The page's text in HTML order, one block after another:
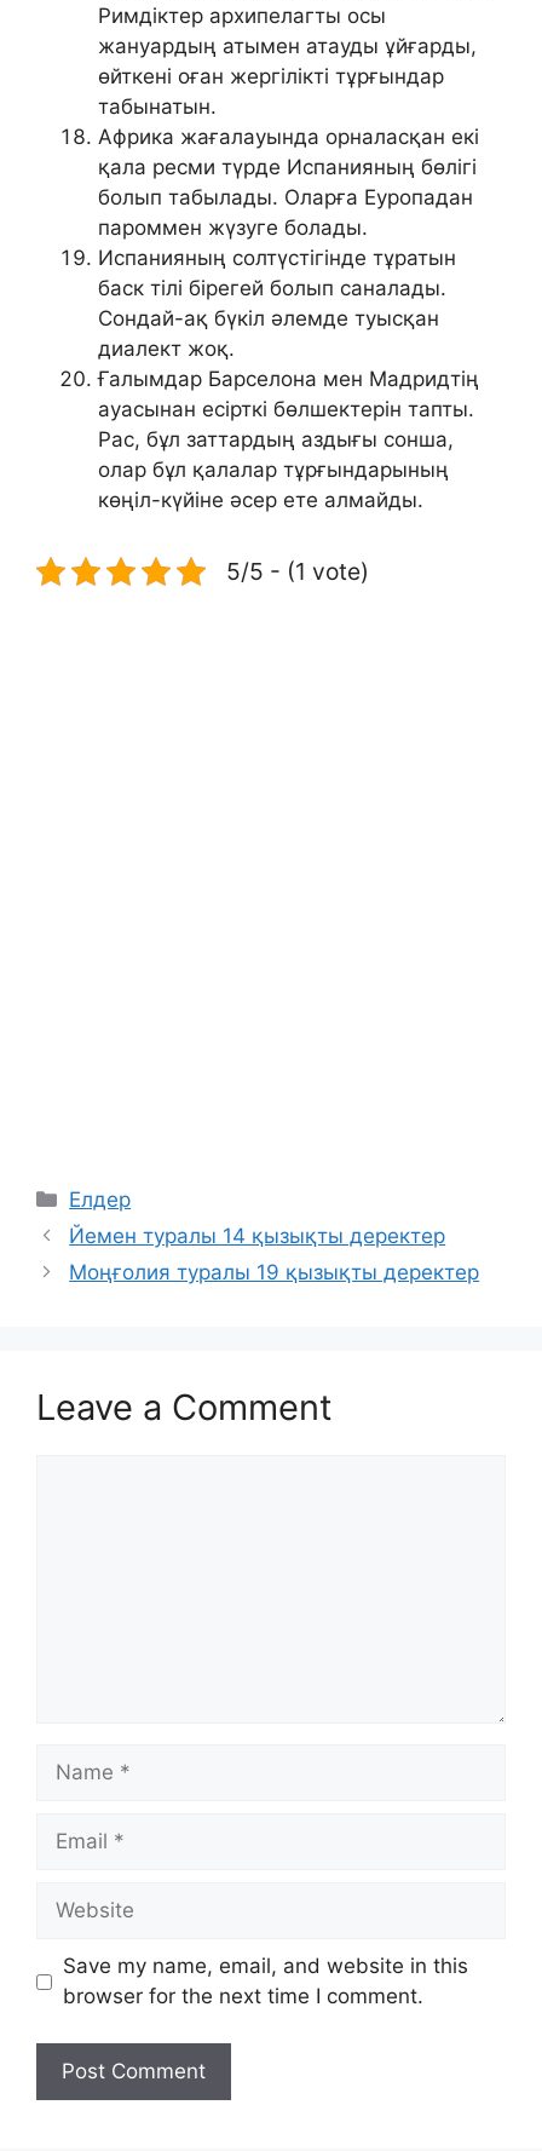
Римдіктер архипелагты осы
жануардың атымен атауды ұйғарды,
өйткені оған жергілікті тұрғындар
табынатын.
Африка жағалауында орналасқан екі
қала ресми түрде Испанияның бөлігі
болып табылады. Оларға Еуропадан
пароммен жүзуге болады.
Испанияның солтүстігінде тұратын
баск тілі бірегей болып саналады.
Сондай-ақ бүкіл әлемде туысқан
диалект жоқ.
Ғалымдар Барселона мен Мадридтің
ауасынан есірткі бөлшектерін тапты.
Рас, бұл заттардың аздығы сонша,
олар бұл қалалар тұрғындарының
көңіл-күйіне әсер ете алмайды.
5/5 - (1 vote)
Categories
Елдер
Йемен туралы 14 қызықты деректер
Моңғолия туралы 19 қызықты деректер
Leave a Comment
Name
Email
Website
Save my name, email, and website in this
browser for the next time I comment.